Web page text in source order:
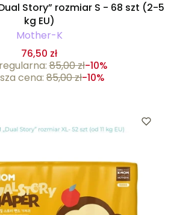
Story” rozmiar S - 68 szt (2-5
kg EU)
Mother-K
76,50 zł
85,00 zł-10%
cena: 85,00 zł-10%